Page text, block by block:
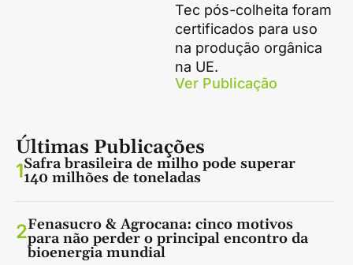
Tec pós-colheita foram
certificados para uso
na produção orgânica
na UE.
Ver Publicação
Últimas Publicações
1Safra brasileira de milho pode superar
140 milhões de toneladas
2Fenasucro & Agrocana: cinco motivos
para não perder o principal encontro da
bioenergia mundial